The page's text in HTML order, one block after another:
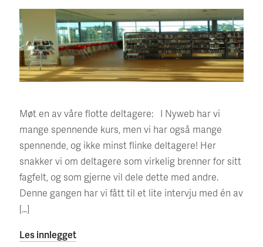
Møt en av våre flotte deltagere: I Nyweb har vi
mange spennende kurs, men vi har også mange
spennende, og ikke minst flinke deltagere! Her
snakker vi om deltagere som virkelig brenner for sitt
fagfelt, og som gjerne vil dele dette med andre.
Denne gangen har vi fått til et lite intervju med én av
[…]
Les innlegget